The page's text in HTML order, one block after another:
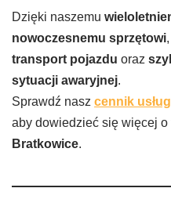
Dzięki naszemu
nowoczesnemu sprzętowi
transport pojazdu oraz
sytuacji awaryjnej.
Sprawdź nasz cennik usług
aby dowiedzieć się więcej o
Bratkowice.